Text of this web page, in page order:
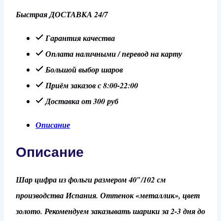
40"/102
Цифра
Золото
металлик
Быстрая ДОСТАВКА 24/7
Гарантия качества
Оплата наличными / перевод на карту
Большой выбор шаров
Приём заказов с 8:00-22:00
Доставка от 300 руб
Описание
Описание
Шар цифра из фольги размером 40″/102 см
производства Испания. Оттенок «металлик», цвет
золото. Рекомендуем заказывать шарики за 2-3 дня до